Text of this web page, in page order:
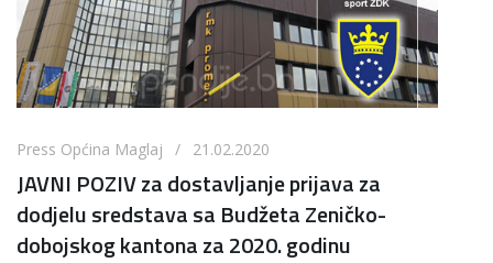
Press Općina Maglaj / 21.02.2020
JAVNI POZIV za dostavljanje prijava za
dodjelu sredstava sa Budžeta Zeničko-
dobojskog kantona za 2020. godinu